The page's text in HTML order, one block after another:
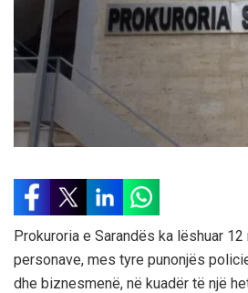
Prokuroria e Sarandës ka lëshuar
personave, mes tyre punonjës
dhe biznesmenë, në kuadër të një